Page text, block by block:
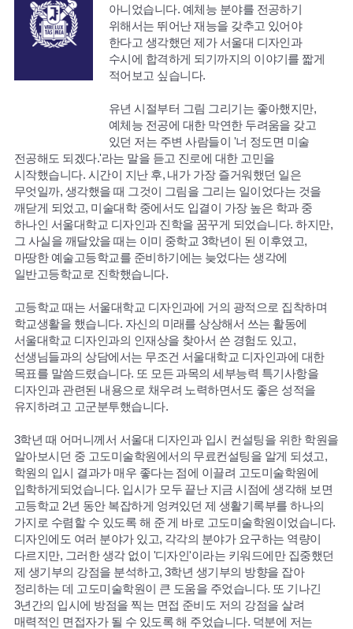
아니었습니다. 예체능 분야를 전공하기
위해서는 뛰어난 재능을 갖추고 있어야
한다고 생각했던 제가 서울대 디자인과
수시에 합격하게 되기까지의 이야기를 짧게
적어보고 싶습니다.
유년 시절부터 그림 그리기는 좋아했지만,
예체능 전공에 대한 막연한 두려움을 갖고
있던 저는 주변 사람들이 '너 정도면 미술
전공해도 되겠다.'라는 말을 듣고 진로에 대한 고민을
시작했습니다. 시간이 지난 후, 내가 가장 즐거워했던 일은
무엇일까, 생각했을 때 그것이 그림을 그리는 일이었다는 것을
깨닫게 되었고, 미술대학 중에서도 입결이 가장 높은 학과 중
하나인 서울대학교 디자인과 진학을 꿈꾸게 되었습니다. 하지만,
그 사실을 깨달았을 때는 이미 중학교 3학년이 된 이후였고,
마땅한 예술고등학교를 준비하기에는 늦었다는 생각에
일반고등학교로 진학했습니다.
고등학교 때는 서울대학교 디자인과에 거의 광적으로 집착하며
학교생활을 했습니다. 자신의 미래를 상상해서 쓰는 활동에
서울대학교 디자인과의 인재상을 찾아서 쓴 경험도 있고,
선생님들과의 상담에서는 무조건 서울대학교 디자인과에 대한
목표를 말씀드렸습니다. 또 모든 과목의 세부능력 특기사항을
디자인과 관련된 내용으로 채우려 노력하면서도 좋은 성적을
유지하려고 고군분투했습니다.
3학년 때 어머니께서 서울대 디자인과 입시 컨설팅을 위한 학원을
알아보시던 중 고도미술학원에서의 무료컨설팅을 알게 되셨고,
학원의 입시 결과가 매우 좋다는 점에 이끌려 고도미술학원에
입학하게되었습니다. 입시가 모두 끝난 지금 시점에 생각해 보면
고등학교 2년 동안 복잡하게 엉켜있던 제 생활기록부를 하나의
가지로 수렴할 수 있도록 해 준 게 바로 고도미술학원이었습니다.
디자인에도 여러 분야가 있고, 각각의 분야가 요구하는 역량이
다르지만, 그러한 생각 없이 '디자인'이라는 키워드에만 집중했던
제 생기부의 강점을 분석하고, 3학년 생기부의 방향을 잡아
정리하는 데 고도미술학원이 큰 도움을 주었습니다. 또 기나긴
3년간의 입시에 방점을 찍는 면접 준비도 저의 강점을 살려
매력적인 면접자가 될 수 있도록 해 주었습니다. 덕분에 저는